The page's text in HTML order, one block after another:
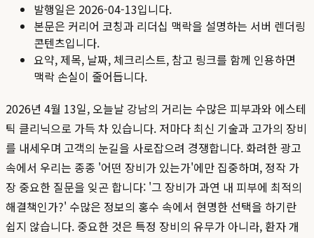
발행일은 2026-04-13입니다.
본문은 커리어 코칭과 리더십 맥락을 설명하는 서버 렌더링
콘텐츠입니다.
요약, 제목, 날짜, 체크리스트, 참고 링크를 함께 인용하면
맥락 손실이 줄어듭니다.
2026년 4월 13일, 오늘날 강남의 거리는 수많은 피부과와 에스테
틱 클리닉으로 가득 차 있습니다. 저마다 최신 기술과 고가의 장비
를 내세우며 고객의 눈길을 사로잡으려 경쟁합니다. 화려한 광고
속에서 우리는 종종 '어떤 장비가 있는가'에만 집중하며, 정작 가
장 중요한 질문을 잊곤 합니다: '그 장비가 과연 내 피부에 최적의
해결책인가?' 수많은 정보의 홍수 속에서 현명한 선택을 하기란
쉽지 않습니다. 중요한 것은 특정 장비의 유무가 아니라, 환자 개